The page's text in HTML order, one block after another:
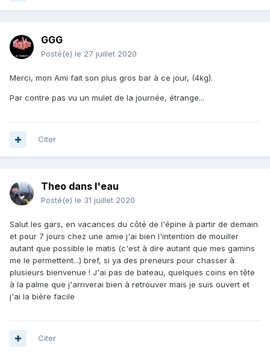
GGG
Posté(e) le 27 juillet 2020
Merci, mon Ami fait son plus gros bar à ce jour, (4kg).
Par contre pas vu un mulet de la journée, étrange...
Citer
Theo dans l'eau
Posté(e) le 31 juillet 2020
Salut les gars, en vacances du côté de l'épine à partir de demain
et pour 7 jours chez une amie j'ai bien l'intention de mouiller
autant que possible le matis (c'est à dire autant que mes gamins
me le permettent...) bref, si ya des preneurs pour chasser à
plusieurs bienvenue ! J'ai pas de bateau, quelques coins en tête
à la palme que j'arriverai bien à retrouver mais je suis ouvert et
j'ai la bière facile
Citer